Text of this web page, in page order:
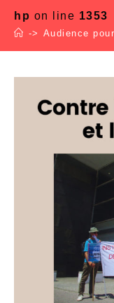
hp on line 1353
-> Audience